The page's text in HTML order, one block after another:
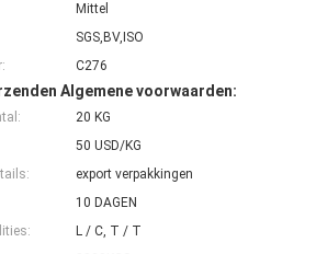
Mittel
SGS,BV,ISO
C276
Algemene voorwaarden:
20 KG
50 USD/KG
export verpakkingen
10 DAGEN
L / C, T / T